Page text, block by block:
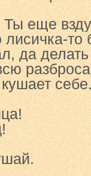
Ты еще
лисичка-
да делать